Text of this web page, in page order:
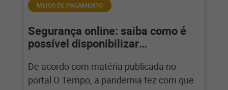
MEIOS DE PAGAMENTO
Segurança online: saiba como é
possível disponibilizar
De acordo com matéria publicada no
portal O Tempo, a pandemia fez com que